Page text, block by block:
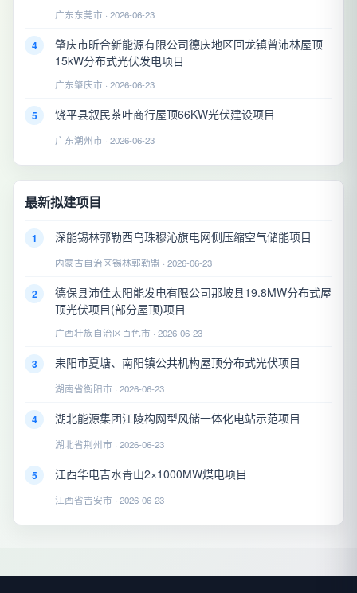
广东东莞市 · 2026-06-23
4
肇庆市昕合新能源有限公司德庆地区回龙镇曾沛林屋顶
15kW分布式光伏发电项目
广东肇庆市 · 2026-06-23
5 饶平县叙民茶叶商行屋顶66KW光伏建设项目
广东潮州市 · 2026-06-23
最新拟建项目
1 深能锡林郭勒西乌珠穆沁旗电网侧压缩空气储能项目
内蒙古自治区锡林郭勒盟 · 2026-06-23
2
德保县沛佳太阳能发电有限公司那坡县19.8MW分布式屋
顶光伏项目(部分屋顶)项目
广西壮族自治区百色市 · 2026-06-23
3 耒阳市夏塘、南阳镇公共机构屋顶分布式光伏项目
湖南省衡阳市 · 2026-06-23
4 湖北能源集团江陵构网型风储一体化电站示范项目
湖北省荆州市 · 2026-06-23
5 江西华电吉水青山2×1000MW煤电项目
江西省吉安市 · 2026-06-23